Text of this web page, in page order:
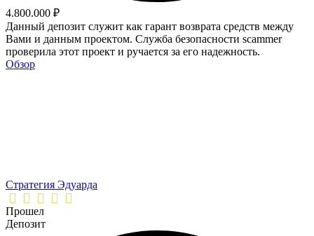
4.800.000 ₽
Данный депозит служит как гарант возврата средств между
Вами и данным проектом. Служба безопасности scammer
проверила этот проект и ручается за его надежность.
Обзор
Стратегия Эдуарда
Прошел
Депозит